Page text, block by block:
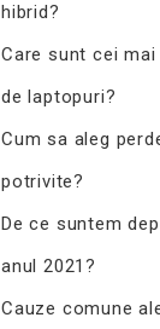
hibrid?
Care sunt cei
de laptopuri?
Cum sa aleg
potrivite?
De ce suntem
anul 2021?
Cauze comune